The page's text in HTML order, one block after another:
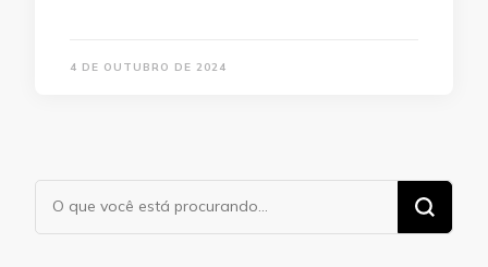
4 DE OUTUBRO DE 2024
Procurando
algo?